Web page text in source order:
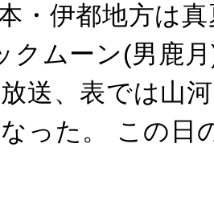
・伊都地方は
クムーン(男鹿
送、表では山
った。 この